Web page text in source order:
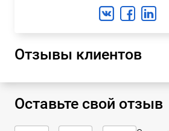
Отзывы клиентов
Оставьте свой отзыв